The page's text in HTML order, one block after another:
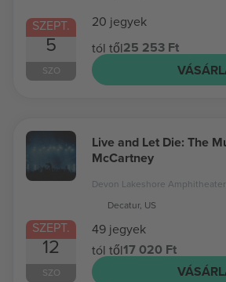
SZEPT.
5
SZO
20 jegyek
tól től25 253 Ft
SZEPT.
12
SZO
Live and Let Die: The
McCartney
Devon Lakeshore Amphitheater
Decatur, US
49 jegyek
tól től17 020 Ft